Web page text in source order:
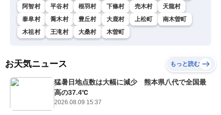
阿智村
平谷村 根羽村 下條村 売木村
天龍村
泰阜村
喬木村 豊丘村 大鹿村 上松町
南木曽町
木祖村
王滝村 大桑村 木曽町
お天気ニュース もっと読む
猛暑日地点数は大幅に減少 熊本県八代で全国最
高の37.4℃
2026.08.09 15:37